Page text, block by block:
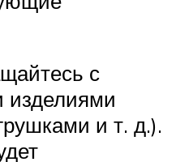
с
изделиями
и т. д.).